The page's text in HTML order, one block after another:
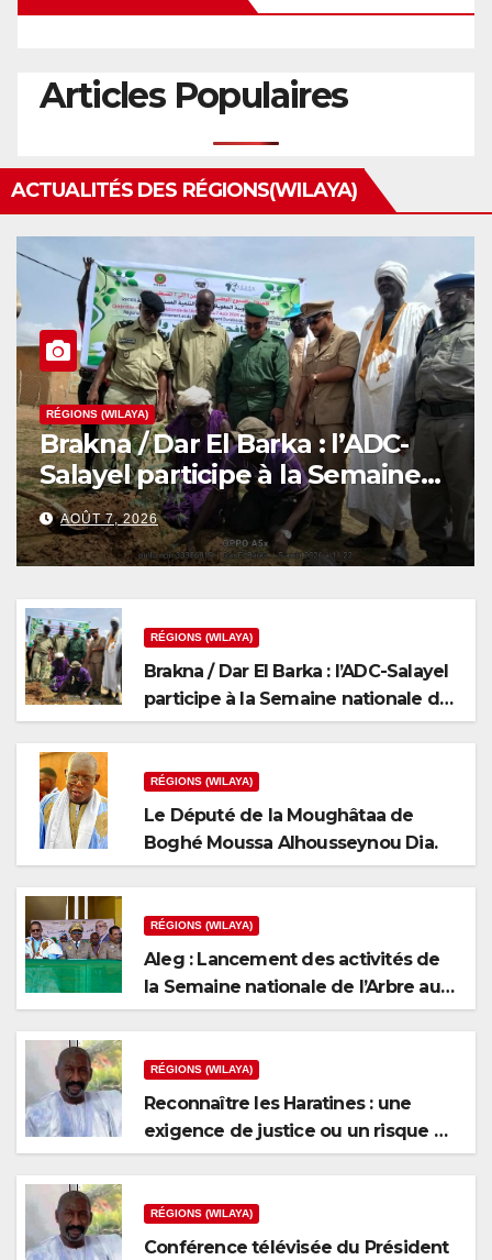
Articles Populaires
ACTUALITÉS DES RÉGIONS(WILAYA)
RÉGIONS (WILAYA)
Brakna / Dar El Barka : l’ADC-
Salayel participe à la Semaine
nationale de l’arbre
AOÛT 7, 2026
RÉGIONS (WILAYA)
Brakna / Dar El Barka : l’ADC-Salayel
participe à la Semaine nationale de
l’arbre
RÉGIONS (WILAYA)
Le Député de la Moughâtaa de
Boghé Moussa Alhousseynou Dia.
RÉGIONS (WILAYA)
Aleg : Lancement des activités de
la Semaine nationale de l’Arbre au
niveau de la wilaya du Brakna
RÉGIONS (WILAYA)
Reconnaître les Haratines : une
exigence de justice ou un risque de
fragmentation nationale ?
RÉGIONS (WILAYA)
Conférence télévisée du Président